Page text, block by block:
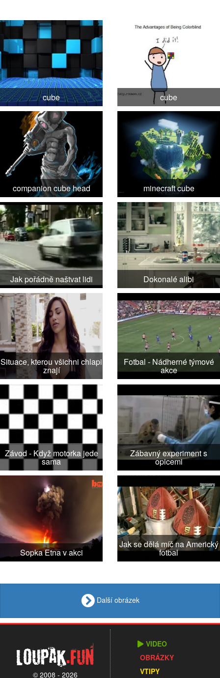
cube cube
companion cube head minecraft cube
Jak pořádně naštvat lidi Dokonalé alibi
Situace, kterou všichni chlapi
znají
Fotbal - Nádherné týmové
akce
Závod - Když motorka jede
sama
Zábavný experiment s
opicemi
Sopka Etna v akci
Jak se dělá míč na Americký
fotbal
Další obrázek
Loupak.fun
© 2008 - 2026
VIDEO
OBRÁZKY
VTIPY